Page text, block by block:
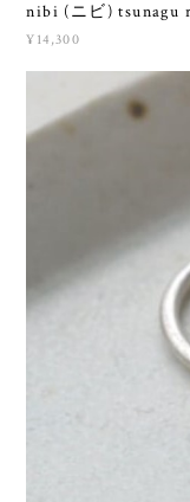
nibi (ニビ) tsunagu
¥14,300